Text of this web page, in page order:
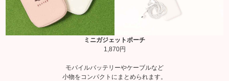
ミニガジェットポーチ
1,870円
モバイルバッテリーやケーブルなど
小物をコンパクトにまとめられます。